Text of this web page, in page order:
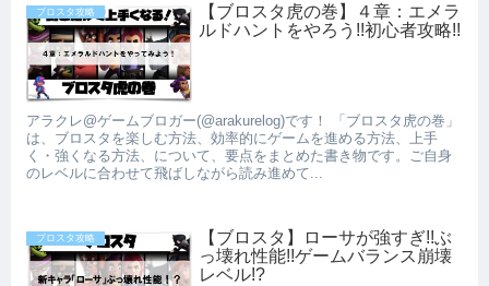
ブロスタ攻略
【ブロスタ虎の巻】４章：エメラ
ルドハントをやろう!!初心者攻略!!
アラクレ@ゲームブロガー(@arakurelog)です！ 「ブロスタ虎の巻」
は、ブロスタを楽しむ方法、効率的にゲームを進める方法、上手
く・強くなる方法、について、要点をまとめた書き物です。ご自身
のレベルに合わせて飛ばしながら読み進めて...
ブロスタ攻略
【ブロスタ】ローサが強すぎ!!ぶ
っ壊れ性能!!ゲームバランス崩壊
レベル!?